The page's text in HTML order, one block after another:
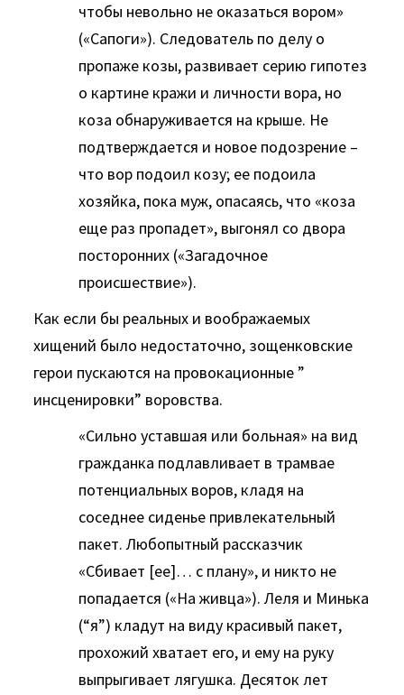
чтобы невольно не оказаться вором»
(«Сапоги»). Следователь по делу о
пропаже козы, развивает серию гипотез
о картине кражи и личности вора, но
коза обнаруживается на крыше. Не
подтверждается и новое подозрение –
что вор подоил козу; ее подоила
хозяйка, пока муж, опасаясь, что «коза
еще раз пропадет», выгонял со двора
посторонних («Загадочное
происшествие»).
Как если бы реальных и воображаемых
хищений было недостаточно, зощенковские
герои пускаются на провокационные ”
инсценировки” воровства.
«Сильно уставшая или больная» на вид
гражданка подлавливает в трамвае
потенциальных воров, кладя на
соседнее сиденье привлекательный
пакет. Любопытный рассказчик
«Сбивает [ее]… с плану», и никто не
попадается («На живца»). Леля и Минька
(“я”) кладут на виду красивый пакет,
прохожий хватает его, и ему на руку
выпрыгивает лягушка. Десяток лет